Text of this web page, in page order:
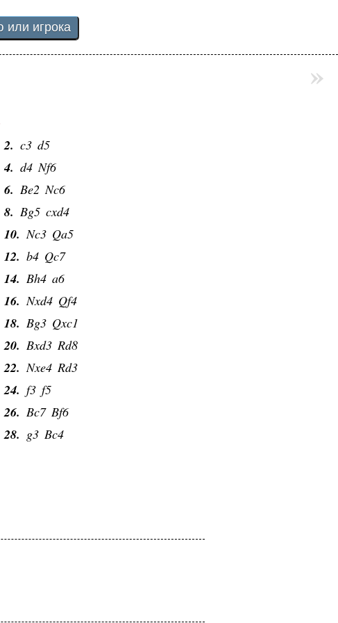
2. c3 d5
4. d4 Nf6
6. Be2 Nc6
8. Bg5 cxd4
10. Nc3 Qa5
12. b4 Qc7
14. Bh4 a6
16. Nxd4 Qf4
18. Bg3 Qxc1
20. Bxd3 Rd8
22. Nxe4 Rd3
24. f3 f5
26. Bc7 Bf6
28. g3 Bc4
»